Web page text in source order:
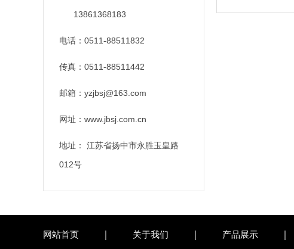
13861368183
电话：0511-88511832
传真：0511-88511442
邮箱：yzjbsj@163.com
网址：www.jbsj.com.cn
地址： 江苏省扬中市永胜玉皇路
012号
网站首页 关于我们 产品展示